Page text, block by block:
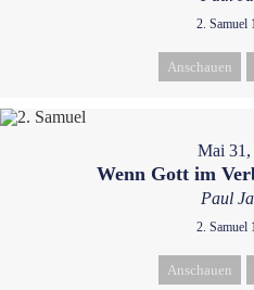
2. Samuel
Anschauen
Mai 31,
Wenn Gott im
Paul
2. Samuel
Anschauen